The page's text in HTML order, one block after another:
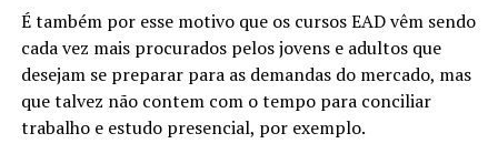
É também por esse motivo que os cursos EAD vêm sendo
cada vez mais procurados pelos jovens e adultos que
desejam se preparar para as demandas do mercado, mas
que talvez não contem com o tempo para conciliar
trabalho e estudo presencial, por exemplo.